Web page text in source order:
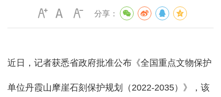
分享：
近日，记者获悉省政府批准公布《全国重点文物保护
单位丹霞山摩崖石刻保护规划（2022-2035）》，该